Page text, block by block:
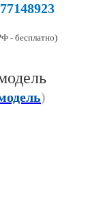
- бесплатно)
)